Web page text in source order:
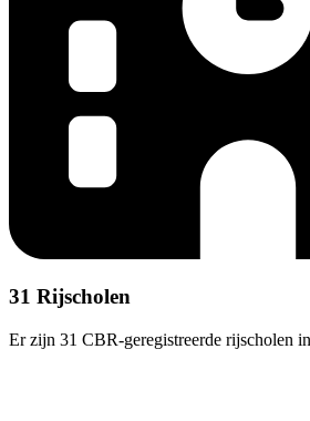
31 Rijscholen
Er zijn 31 CBR-geregistreerde rijscholen